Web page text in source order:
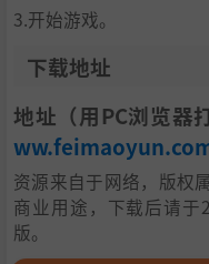
3.开始游戏。
下载地址
地址（用PC浏览器
资源来自于网络，版权
商业用途，下载后请
版。